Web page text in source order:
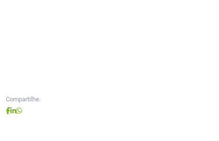
Compartilhe: